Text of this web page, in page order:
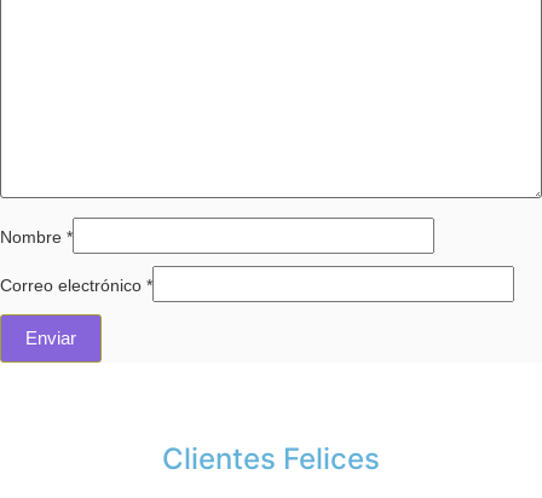
Nombre *
Correo electrónico *
Clientes Felices